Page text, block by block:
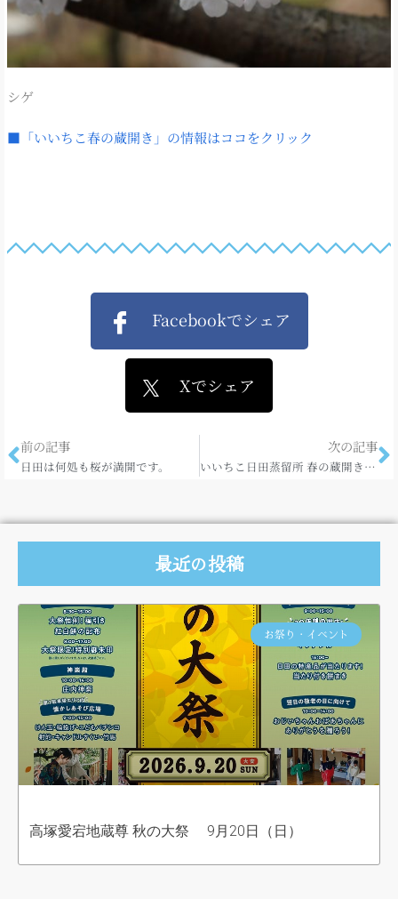
シゲ
■「いいちこ春の蔵開き」の情報はココをクリック
Facebookでシェア
Xでシェア
前の記事
日田は何処も桜が満開です。
次の記事
いいちこ日田蒸留所 春の蔵開きへ行ってきました☆
最近の投稿
お祭り・イベント
高塚愛宕地蔵尊 秋の大祭 9月20日（日）